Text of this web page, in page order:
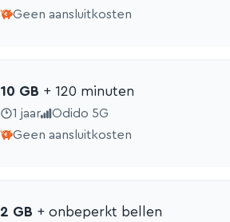
Geen aansluitkosten
10 GB + 120 minuten
1 jaar
Odido 5G
Geen aansluitkosten
2 GB + onbeperkt bellen